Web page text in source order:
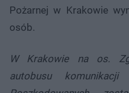
Pożarnej w Krakowie
osób.
W Krakowie na os.
autobusu